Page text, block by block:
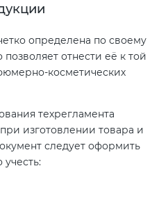
определена по своему
позволяет отнести её к той
косметических
техрегламента
изготовлении товара и
следует оформить